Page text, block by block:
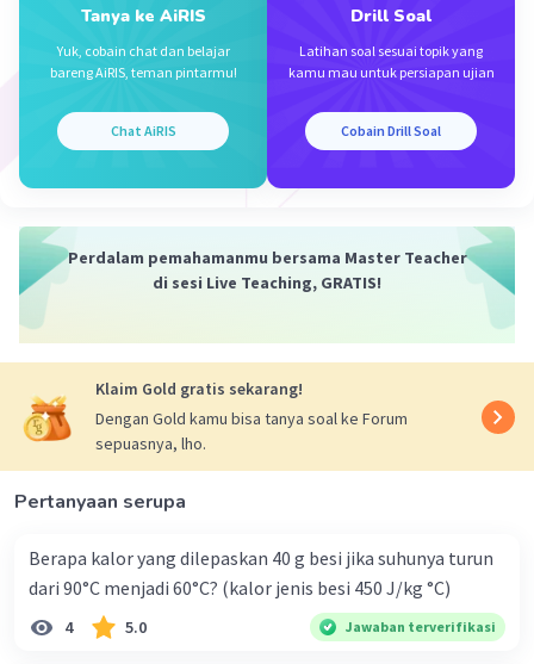
= k . (q1.q2 / (1/4)), 1/4 dibalik sehingga menjadi
dikali 4
= k . (q1.q2 x 4) = 4F
tolak-menolak.
Maaf kalau belibet 🗿🙏, semoga membantu.
Beri Rating ·
Tanya ke AiRIS
Yuk, cobain chat dan belajar
bareng AiRIS, teman pintarmu!
Chat AiRIS
Drill Soal
Latihan soal sesuai topik yang
kamu mau untuk persiapan ujian
Cobain Drill Soal
Perdalam pemahamanmu bersama Master Teacher
di sesi Live Teaching, GRATIS!
Klaim Gold gratis sekarang!
Dengan Gold kamu bisa tanya soal ke Forum
sepuasnya, lho.
Pertanyaan serupa
Berapa kalor yang dilepaskan 40 g besi jika suhunya turun
dari 90°C menjadi 60°C? (kalor jenis besi 450 J/kg °C)
4 5.0 Jawaban terverifikasi